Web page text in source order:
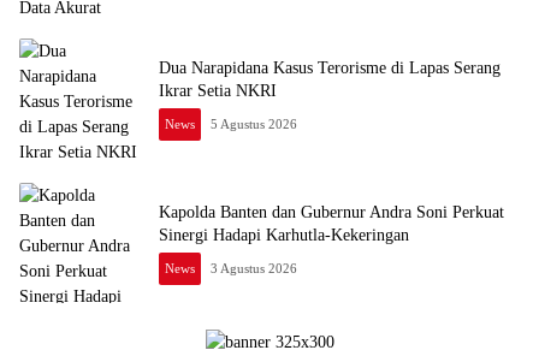
Dua Narapidana Kasus Terorisme di Lapas Serang
Ikrar Setia NKRI
News 5 Agustus 2026
Kapolda Banten dan Gubernur Andra Soni Perkuat
Sinergi Hadapi Karhutla-Kekeringan
News 3 Agustus 2026